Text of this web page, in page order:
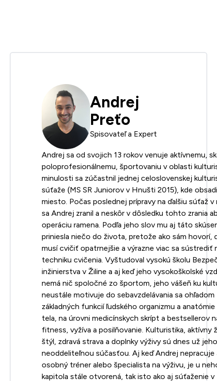
Andrej
Preťo
Spisovateľ a Expert
Andrej sa od svojich 13 rokov venuje aktívnemu,
poloprofesionálnemu, športovaniu v oblasti
minulosti sa zúčastnil jednej celoslovenskej
súťaže (MS SR Juniorov v Hnušti 2015), kde
miesto. Počas poslednej prípravy na ďalšiu súťaž v
sa Andrej zranil a neskôr v dôsledku tohto zrania
operáciu ramena. Podľa jeho slov mu aj táto
priniesla niečo do života, pretože ako sám hovorí,
musí cvičiť opatrnejšie a výrazne viac sa sústrediť
techniku cvičenia. Vyštudoval vysokú školu
inžinierstva v Žiline a aj keď jeho vysokoškolské
nemá nič spoločné zo športom, jeho vášeň ku
neustále motivuje do sebavzdelávania sa ohľadom
základných funkcií ľudského organizmu a
tela, na úrovni medicínskych skrípt a bestsellerov
fitness, vyžíva a posilňovanie. Kulturistika, aktívny
štýl, zdravá strava a doplnky výživy sú dnes už jeho
neoddeliteľnou súčasťou. Aj keď Andrej nepracuje
osobný tréner alebo špecialista na výživu, je u
kapitola stále otvorená, tak isto ako aj súťaženie v